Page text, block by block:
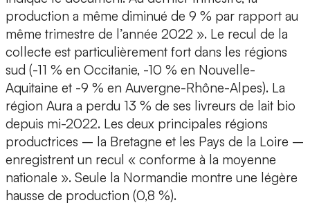
production a même diminué de 9 % par rapport au
même trimestre de l’année 2022 ». Le recul de la
collecte est particulièrement fort dans les régions
sud (-11 % en Occitanie, -10 % en Nouvelle-
Aquitaine et -9 % en Auvergne-Rhône-Alpes). La
région Aura a perdu 13 % de ses livreurs de lait bio
depuis mi-2022. Les deux principales régions
productrices – la Bretagne et les Pays de la Loire –
enregistrent un recul « conforme à la moyenne
nationale ». Seule la Normandie montre une légère
hausse de production (0,8 %).